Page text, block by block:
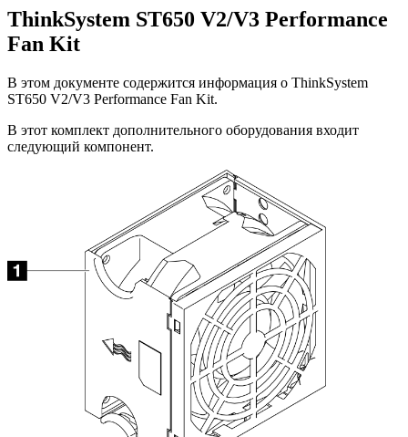
ThinkSystem ST650 V2/V3 Performance
Fan Kit
В этом документе содержится информация о ThinkSystem
ST650 V2/V3 Performance Fan Kit.
В этот комплект дополнительного оборудования входит
следующий компонент.